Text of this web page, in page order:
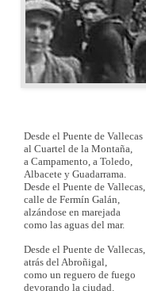
Desde el Puente de Vallecas
al Cuartel de la Montaña,
a Campamento, a Toledo,
Albacete y Guadarrama.
Desde el Puente de Vallecas,
calle de Fermín Galán,
alzándose en marejada
como las aguas del mar.
Desde el Puente de Vallecas,
atrás del Abroñigal,
como un reguero de fuego
devorando la ciudad.